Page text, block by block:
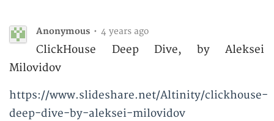
Anonymous • 4 years ago
ClickHouse Deep Dive, by Aleksei
Milovidov
https://www.slideshare.net/Altinity/clickhouse-
deep-dive-by-aleksei-milovidov